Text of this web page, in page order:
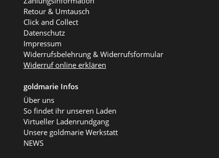
Retour & Umtausch
Click and Collect
Datenschutz
Impressum
Widerrufsbelehrung & Widerrufsformular
Widerruf online erklären
goldmarie Infos
Über uns
So findet ihr unseren Laden
Virtueller Ladenrundgang
Unsere goldmarie Werkstatt
NEWS